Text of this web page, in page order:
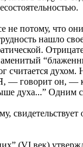
не потому, что
нашло
считается
— говорит он,
духа...” Одним
свидетельствует
(VI век)